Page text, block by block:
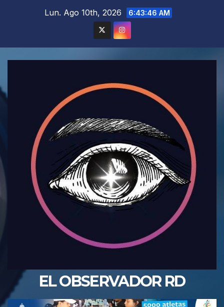
Lun. Ago 10th, 2026 6:43:48 AM
EL OBSERVADOR RD